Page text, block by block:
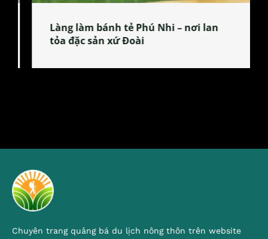
Làng làm bánh tẻ Phú Nhi – nơi lan
tỏa đặc sản xứ Đoài
Chuyên trang quảng bá du lịch nông thôn trên website